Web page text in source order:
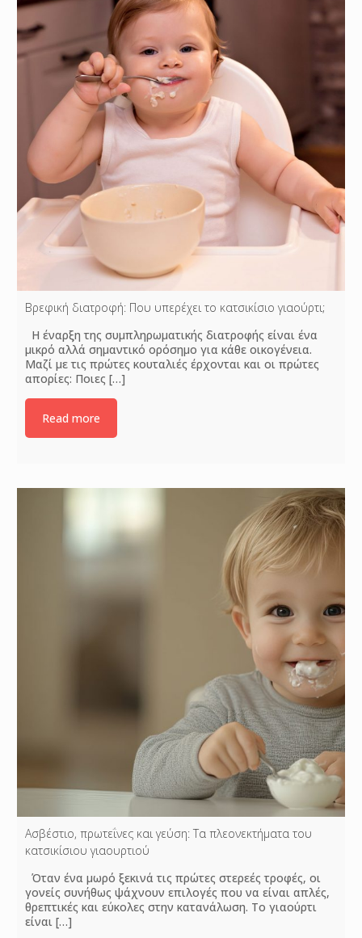
Βρεφική διατροφή: Που υπερέχει το κατσικίσιο γιαούρτι;
Η έναρξη της συμπληρωματικής διατροφής είναι ένα
μικρό αλλά σημαντικό ορόσημο για κάθε οικογένεια.
Μαζί με τις πρώτες κουταλιές έρχονται και οι πρώτες
απορίες: Ποιες […]
Read more
Ασβέστιο, πρωτεΐνες και γεύση: Τα πλεονεκτήματα του
κατσικίσιου γιαουρτιού
Όταν ένα μωρό ξεκινά τις πρώτες στερεές τροφές, οι
γονείς συνήθως ψάχνουν επιλογές που να είναι απλές,
θρεπτικές και εύκολες στην κατανάλωση. Το γιαούρτι
είναι […]